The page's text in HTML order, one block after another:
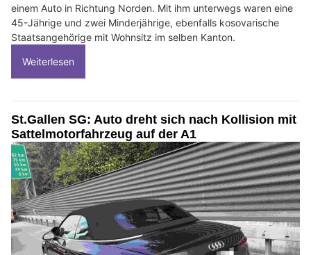
einem Auto in Richtung Norden. Mit ihm unterwegs waren eine
45-Jährige und zwei Minderjährige, ebenfalls kosovarische
Staatsangehörige mit Wohnsitz im selben Kanton.
Weiterlesen
St.Gallen SG: Auto dreht sich nach Kollision mit
Sattelmotorfahrzeug auf der A1